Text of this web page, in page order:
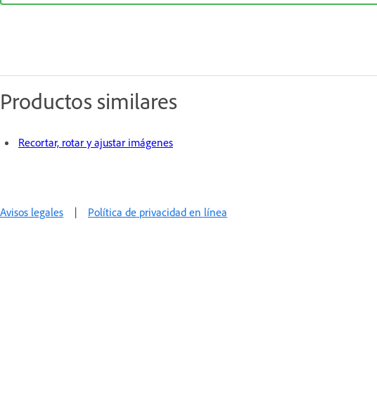
Productos similares
Recortar, rotar y ajustar imágenes
Avisos legales | Política de privacidad en línea